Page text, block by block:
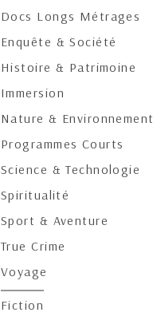
Docs Longs Métrages
Enquête & Société
Histoire & Patrimoine
Immersion
Nature & Environnement
Programmes Courts
Science & Technologie
Spiritualité
Sport & Aventure
True Crime
Voyage
Fiction